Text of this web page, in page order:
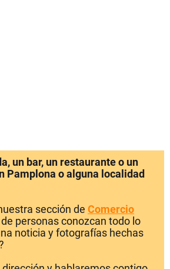
un bar, un restaurante o un
Pamplona o alguna localidad
sección de Comercio
personas conozcan todo lo
noticia y fotografías hechas